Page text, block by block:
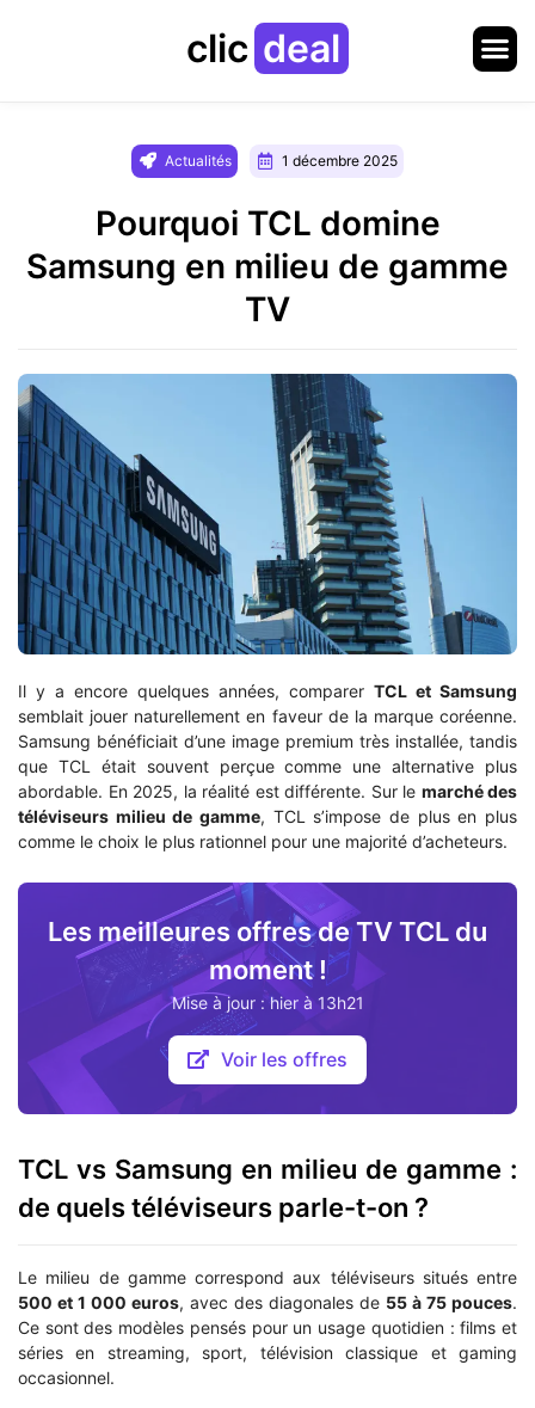
clic deal
Actualités 1 décembre 2025
Pourquoi TCL domine
Samsung en milieu de gamme
TV
Il y a encore quelques années, comparer TCL et Samsung
semblait jouer naturellement en faveur de la marque coréenne.
Samsung bénéficiait d’une image premium très installée, tandis
que TCL était souvent perçue comme une alternative plus
abordable. En 2025, la réalité est différente. Sur le marché des
téléviseurs milieu de gamme, TCL s’impose de plus en plus
comme le choix le plus rationnel pour une majorité d’acheteurs.
Les meilleures offres de TV TCL du
moment !
Mise à jour : hier à 13h21
Voir les offres
TCL vs Samsung en milieu de gamme :
de quels téléviseurs parle-t-on ?
Le milieu de gamme correspond aux téléviseurs situés entre
500 et 1 000 euros, avec des diagonales de 55 à 75 pouces.
Ce sont des modèles pensés pour un usage quotidien : films et
séries en streaming, sport, télévision classique et gaming
occasionnel.